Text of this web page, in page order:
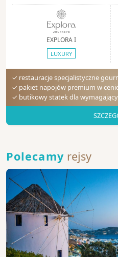
Polecamyrejsy
EXPLORA I
LUXURY
✓ restauracje specjalistyczne
✓ pakiet napojów premium w
✓ butikowy statek dla